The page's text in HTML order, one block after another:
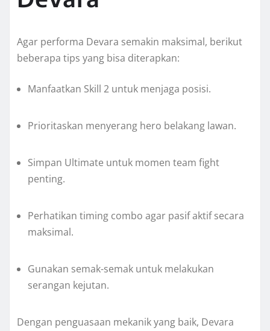
Agar performa Devara semakin maksimal, berikut
beberapa tips yang bisa diterapkan:
Manfaatkan Skill 2 untuk menjaga posisi.
Prioritaskan menyerang hero belakang lawan.
Simpan Ultimate untuk momen team fight
penting.
Perhatikan timing combo agar pasif aktif secara
maksimal.
Gunakan semak-semak untuk melakukan
serangan kejutan.
Dengan penguasaan mekanik yang baik, Devara